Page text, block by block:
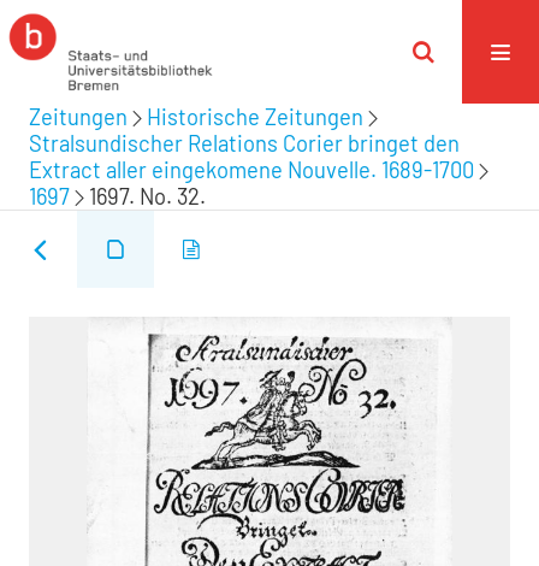
Zeitungen
Historische Zeitungen
Stralsundischer Relations Corier bringet den
Extract aller eingekomene Nouvelle. 1689-1700
1697
1697. No. 32.